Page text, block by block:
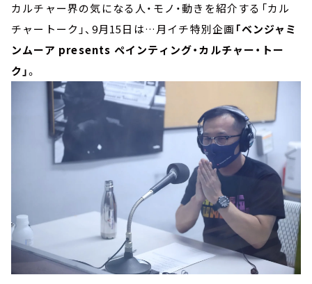
カルチャー界の気になる人・モノ・動きを紹介する「カル
チャートーク」、9月15日は…月イチ特別企画「ベンジャミ
ンムーア presents ペインティング・カルチャー・トー
ク」。